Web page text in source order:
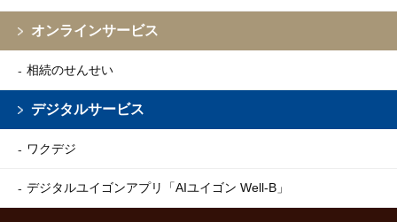
オンラインサービス
相続のせんせい
デジタルサービス
ワクデジ
デジタルユイゴンアプリ 「AIユイゴン Well-B」